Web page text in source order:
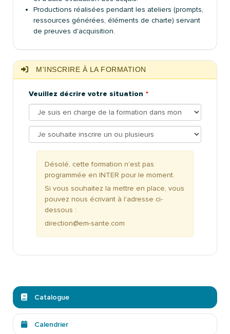
Productions réalisées pendant les ateliers (prompts,
ressources générées, éléments de charte) servant
de preuves d'acquisition.
M'INSCRIRE À LA FORMATION
Veuillez décrire votre situation
Désolé, cette formation n'est pas
programmée en INTER pour le moment.
Si vous souhaitez la mettre en place, vous
pouvez nous écrivant à l'adresse ci-
dessous :
direction@em-sante.com
Catalogue
Calendrier